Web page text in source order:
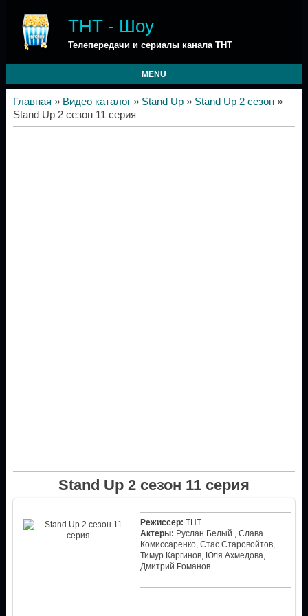
ТНТ - Шоу
Телепередачи и сериалы канала ТНТ
MENU
Главная » Видео каталог» Stand Up» Stand Up 2 сезон»
Stand Up 2 сезон 11 серия
Stand Up 2 сезон 11 серия
Режиссер: ТНТ
Актеры: Руслан Белый , Слава
Комиссаренко, Стас Старовойтов,
Тимур Каргинов, Юля Ахмедова,
Дмитрий Романов